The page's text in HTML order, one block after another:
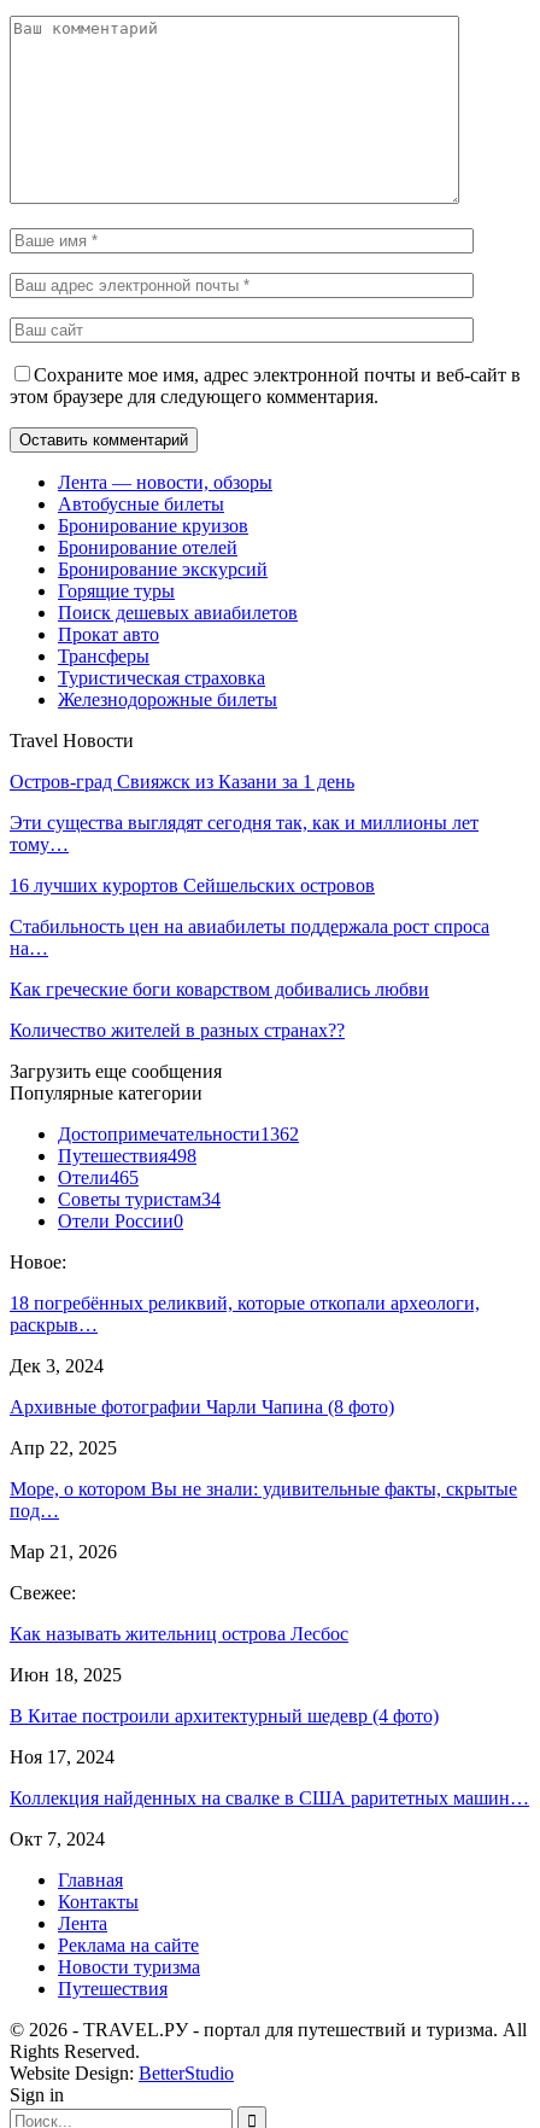
Сохраните мое имя, адрес электронной почты и веб-сайт в
этом браузере для следующего комментария.
Лента — новости, обзоры
Автобусные билеты
Бронирование круизов
Бронирование отелей
Бронирование экскурсий
Горящие туры
Поиск дешевых авиабилетов
Прокат авто
Трансферы
Туристическая страховка
Железнодорожные билеты
Travel Новости
Остров-град Свияжск из Казани за 1 день
Эти существа выглядят сегодня так, как и миллионы лет
тому…
16 лучших курортов Сейшельских островов
Стабильность цен на авиабилеты поддержала рост спроса
на…
Как греческие боги коварством добивались любви
Количество жителей в разных странах??
Загрузить еще сообщения
Популярные категории
Достопримечательности1362
Путешествия498
Отели465
Советы туристам34
Отели России0
Новое:
18 погребённых реликвий, которые откопали археологи,
раскрыв…
Дек 3, 2024
Архивные фотографии Чарли Чапина (8 фото)
Апр 22, 2025
Море, о котором Вы не знали: удивительные факты, скрытые
под…
Мар 21, 2026
Свежее:
Как называть жительниц острова Лесбос
Июн 18, 2025
В Китае построили архитектурный шедевр (4 фото)
Ноя 17, 2024
Коллекция найденных на свалке в США раритетных машин…
Окт 7, 2024
Главная
Контакты
Лента
Реклама на сайте
Новости туризма
Путешествия
© 2026 - TRAVEL.РУ - портал для путешествий и туризма. All
Rights Reserved.
Website Design: BetterStudio
Sign in